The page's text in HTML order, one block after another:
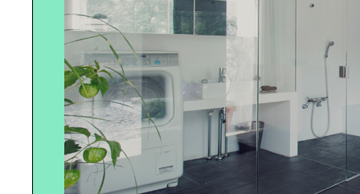
「FOOD FOR THOUGHT」｜渡辺
有子さんに学ぶ器選び
世界にひとつだけの空間を｜DIY
で、自分でつくる！